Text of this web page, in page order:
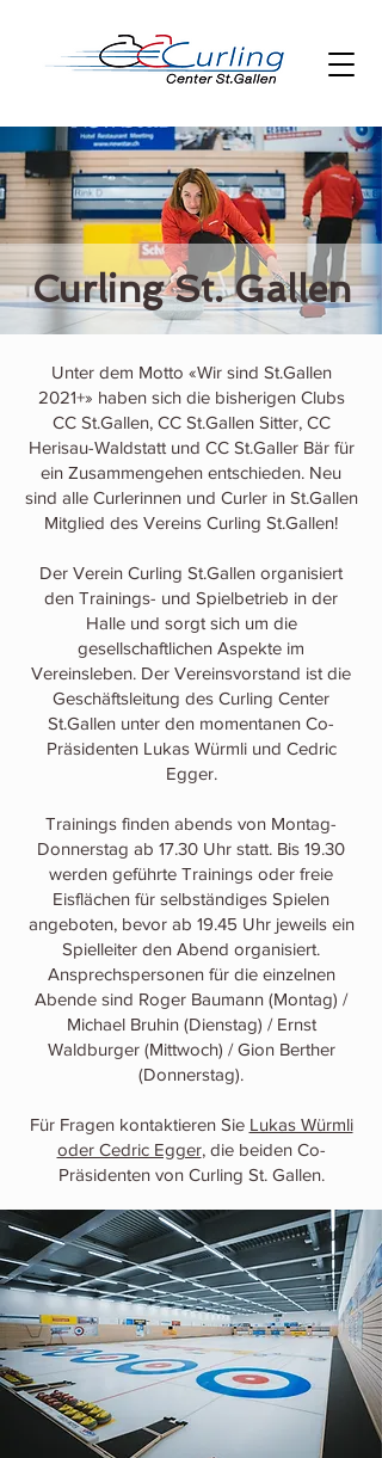
Curling St. Gallen
Unter dem Motto «Wir sind St.Gallen
2021+» haben sich die bisherigen Clubs
CC St.Gallen, CC St.Gallen Sitter, CC
Herisau-Waldstattund CC St.Galler Bärfür
ein Zusammengehen entschieden. Neu
sind alle Curlerinnen und Curler in St.Gallen
Mitglied des Vereins Curling St.Gallen!
Der Verein Curling St.Gallen organisiert
den Trainings- und Spielbetrieb in der
Halle und sorgt sich um die
gesellschaftlichen Aspekte im
Vereinsleben. Der Vereinsvorstand ist die
Geschäftsleitung des Curling Center
St.Gallen unter den momentanen Co-
Präsidenten Lukas Würmli und Cedric
Egger.
Trainings finden abends von Montag-
Donnerstag ab 17.30 Uhr statt. Bis 19.30
werden geführte Trainings oder freie
Eisflächen für selbständiges Spielen
angeboten, bevor ab 19.45 Uhr jeweils ein
Spielleiter den Abend organisiert.
Ansprechspersonen für die einzelnen
Abende sind Roger Baumann (Montag) /
Michael Bruhin (Dienstag) / Ernst
Waldburger (Mittwoch) / Gion Berther
(Donnerstag).
Für Fragen kontaktieren Sie Lukas Würmli
oder Cedric Egger, die beiden Co-
Präsidenten von Curling St. Gallen.